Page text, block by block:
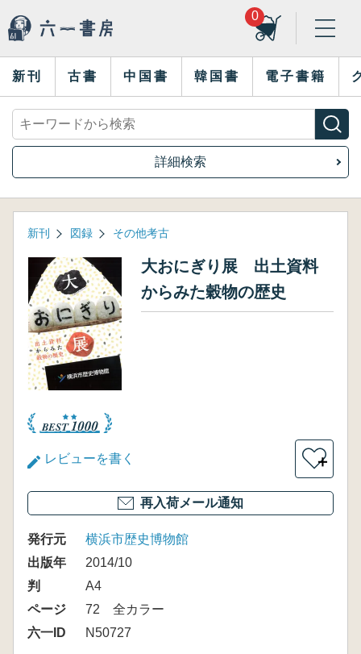
0
新刊 古書 中国書 韓国書 電子書籍
詳細検索
新刊 図録 その他考古
大おにぎり展 出土資料
からみた穀物の歴史
レビューを書く ＋
再入荷メール通知
発行元
横浜市歴史博物館
出版年
2014/10
判
A4
ページ
72 全カラー
六一ID
N50727